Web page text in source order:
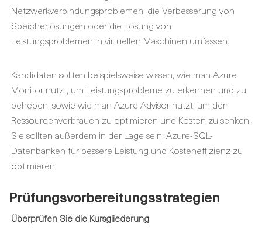
Netzwerkverbindungsproblemen, die Verbesserung von
Speicherlösungen oder die Lösung von
Leistungsproblemen in virtuellen Maschinen umfassen.
Kandidaten sollten beispielsweise wissen, wie man Azure
Monitor nutzt, um Leistungsprobleme zu erkennen und zu
beheben, sowie wie man Azure Advisor nutzt, um den
Ressourcenverbrauch zu optimieren und Kosten zu senken.
Sie sollten außerdem in der Lage sein, Azure-SQL-
Datenbanken für bessere Leistung und Kosteneffizienz zu
optimieren.
Prüfungsvorbereitungsstrategien
Überprüfen Sie die Kursgliederung